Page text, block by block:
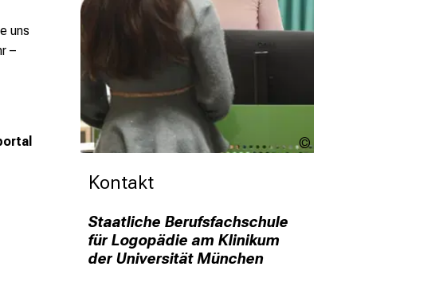
uns
–
Kontakt
Staatliche Berufsfachschule
für Logopädie am Klinikum
der Universität München